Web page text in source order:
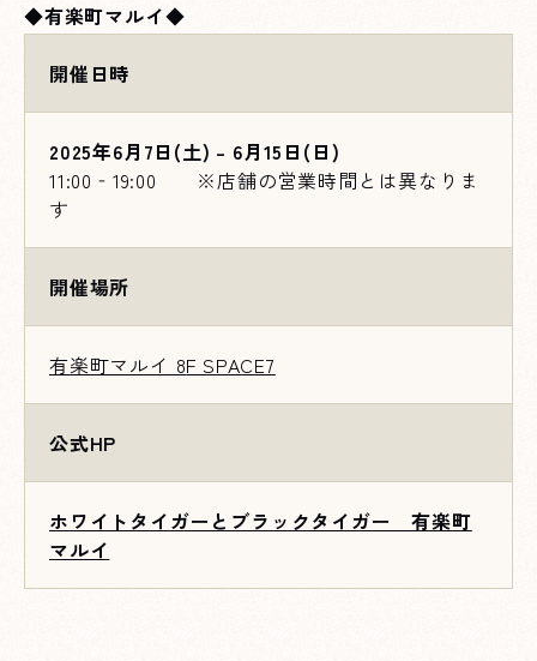
◆有楽町マルイ◆
開催日時
2025年6月7日(土) – 6月15日(日)
11:00‐19:00 ※店舗の営業時間とは異なりま
す
開催場所
有楽町マルイ 8F SPACE7
公式HP
ホワイトタイガーとブラックタイガー 有楽町
マルイ